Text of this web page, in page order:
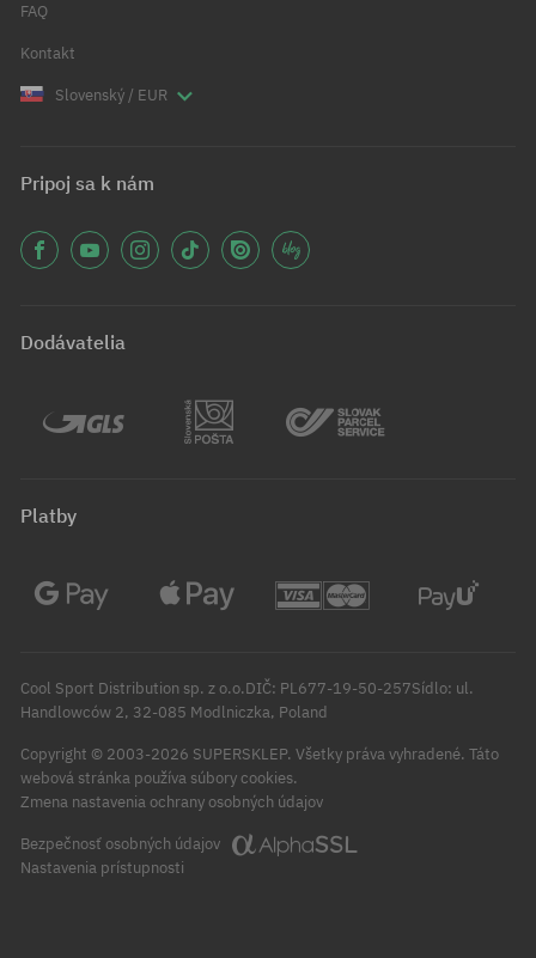
FAQ
Kontakt
Slovenský / EUR
Pripoj sa k nám
Dodávatelia
Platby
Cool Sport Distribution sp. z o.o.DIČ: PL677-19-50-257Sídlo: ul.
Handlowców 2, 32-085 Modlniczka, Poland
Copyright © 2003-2026 SUPERSKLEP. Všetky práva vyhradené. Táto
webová stránka používa súbory cookies.
Zmena nastavenia ochrany osobných údajov
Bezpečnosť osobných údajov
Nastavenia prístupnosti